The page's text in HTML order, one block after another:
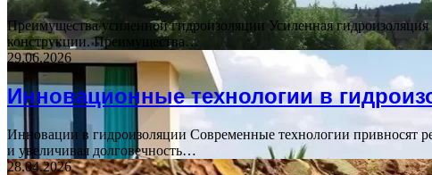
Преимущества усиленной гидроизоляции Усиленная
конструкции. Преимущества…
29.06.2026
Инновационные технологии в
Инновации в гидроизоляции Современные технологии привносят
и увеличивая долговечность…
28.04.2026